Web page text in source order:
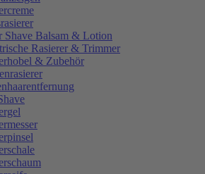
Shave Balsam & Lotion
Rasierer & Trimmer
& Zubehör